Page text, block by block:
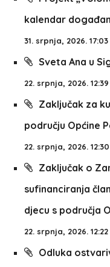
kalendar
31. srpnja, 2026. 17:03
Sveta Ana u
22. srpnja, 2026. 12:39
Zaključak za
području Općine
22. srpnja, 2026. 12:30
Zaključak o
sufinanciranja
djecu s područja
22. srpnja, 2026. 12:22
Odluka